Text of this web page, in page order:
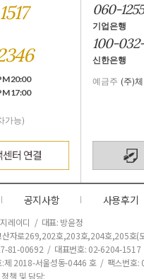
20:00
17:00
가능)
060-
기업은행
100-
신한은행
예금주 (주)
공지사항 사용후기
레이디 / 대표: 방윤정
산자로269,202호,203호,204호,205호(
81-00692 / 대표번호: 02-6204-1517
:제 2018-서울성동-0446 호/ 팩스번호:
책 및 담당: